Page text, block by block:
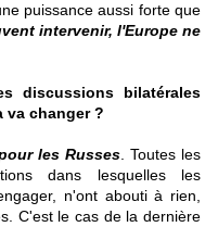
puissance aussi forte que
intervenir, l'Europe ne
discussions bilatérales
va changer ?
les Russes . Toutes les
dans lesquelles les
n'ont abouti à rien,
C'est le cas de la dernière